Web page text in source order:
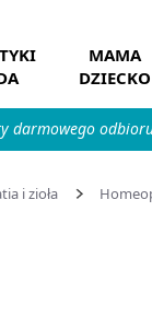
MAMA
DZIECKO
darmowego
i zioła